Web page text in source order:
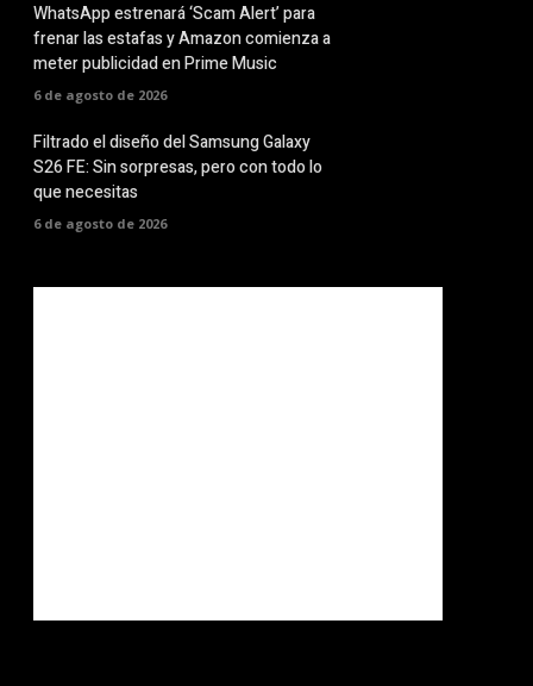
WhatsApp estrenará ‘Scam Alert’ para
frenar las estafas y Amazon comienza a
meter publicidad en Prime Music
6 de agosto de 2026
Filtrado el diseño del Samsung Galaxy
S26 FE: Sin sorpresas, pero con todo lo
que necesitas
6 de agosto de 2026